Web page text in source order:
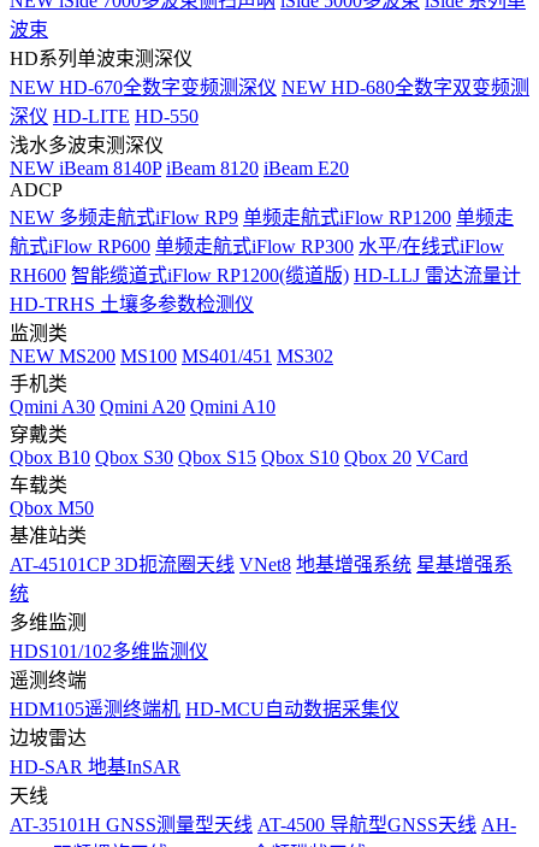
波束
HD系列单波束测深仪
NEW HD-670全数字变频测深仪 NEW HD-680全数字双变频测
深仪 HD-LITE HD-550
浅水多波束测深仪
NEW iBeam 8140P iBeam 8120 iBeam E20
ADCP
NEW 多频走航式iFlow RP9 单频走航式iFlow RP1200 单频走
航式iFlow RP600 单频走航式iFlow RP300 水平/在线式iFlow
RH600 智能缆道式iFlow RP1200(缆道版) HD-LLJ 雷达流量计
HD-TRHS 土壤多参数检测仪
监测类
NEW MS200 MS100 MS401/451 MS302
手机类
Qmini A30 Qmini A20 Qmini A10
穿戴类
Qbox B10 Qbox S30 Qbox S15 Qbox S10 Qbox 20 VCard
车载类
Qbox M50
基准站类
AT-45101CP 3D扼流圈天线 VNet8 地基增强系统 星基增强系
统
多维监测
HDS101/102多维监测仪
遥测终端
HDM105遥测终端机 HD-MCU自动数据采集仪
边坡雷达
HD-SAR 地基InSAR
天线
AT-35101H GNSS测量型天线 AT-4500 导航型GNSS天线 AH-